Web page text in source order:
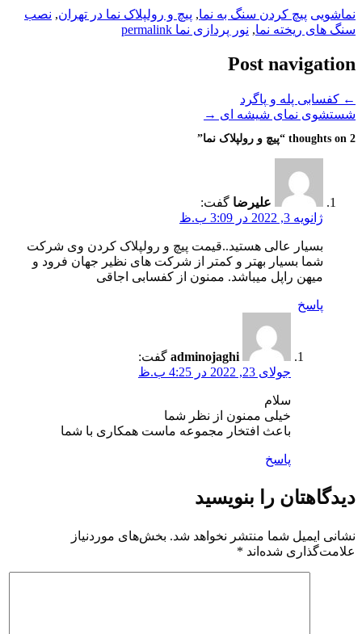
نماشویی پیچ کردن سنگ به نما, پیچ و رولپلاک نما در تهران, نصب
سنگ های ریخته نما, نور پردازی نما
Post navigation
← کفسابی پله و پاگرد
شستشوی نمای شیشه ای →
2 thoughts on “ پیچ و رولپلاک نما”
علیرضا گفت:
ژانویه 3, 2022 در 3:09 ب.ظ
بسیار عالی هستید..قیمت پیچ و رولپلاک کردن وی شرکت
شما بسیار بهتر و کمتر از شرکت های نظیر جهان فرود و
میهن راپل میباشد. ممنون از کفسابی اجاقی
پاسخ
adminojaghi گفت:
جولای 23, 2022 در 4:25 ب.ظ
سلام
خیلی ممنون از نظر شما
باعث افتخار مجموعه ماست همکاری با شما
پاسخ
دیدگاهتان را بنویسید
نشانی ایمیل شما منتشر نخواهد شد. بخش‌های موردنیاز
علامت‌گذاری شده‌اند *